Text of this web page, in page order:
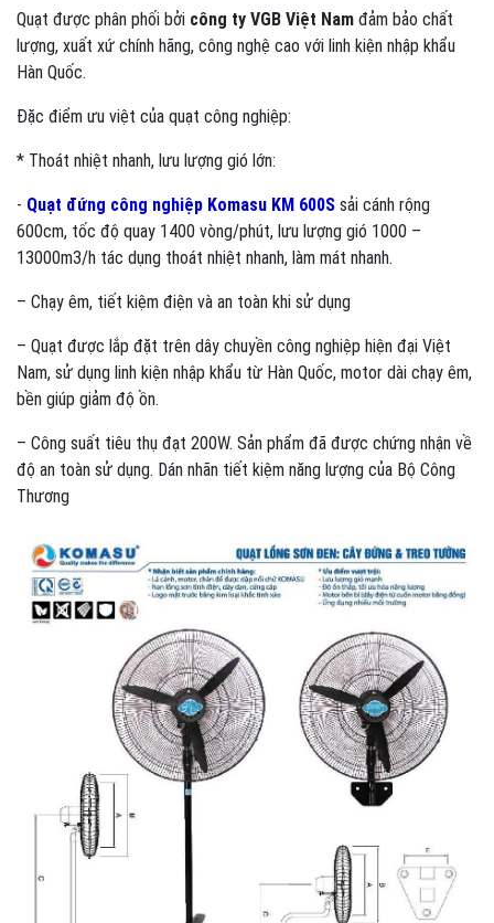
Quạt được phân phối bởi công ty VGB Việt Nam đảm bảo chất
lượng, xuất xứ chính hãng, công nghệ cao với linh kiện nhập khẩu
Hàn Quốc.
Đặc điểm ưu việt của quạt công nghiệp:
* Thoát nhiệt nhanh, lưu lượng gió lớn:
- Quạt đứng công nghiệp Komasu KM 600S sải cánh rộng
600cm, tốc độ quay 1400 vòng/phút, lưu lượng gió 1000 –
13000m3/h tác dụng thoát nhiệt nhanh, làm mát nhanh.
– Chạy êm, tiết kiệm điện và an toàn khi sử dụng
– Quạt được lắp đặt trên dây chuyền công nghiệp hiện đại Việt
Nam, sử dụng linh kiện nhập khẩu từ Hàn Quốc, motor dài chạy êm,
bền giúp giảm độ ồn.
– Công suất tiêu thụ đạt 200W. Sản phẩm đã được chứng nhận về
độ an toàn sử dụng. Dán nhãn tiết kiệm năng lượng của Bộ Công
Thương